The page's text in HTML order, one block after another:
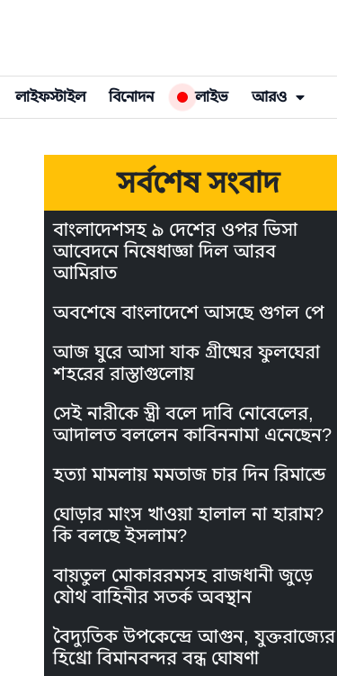
লাইফস্টাইল বিনোদন লাইভ আরও
সর্বশেষ সংবাদ
বাংলাদেশসহ ৯ দেশের ওপর ভিসা
আবেদনে নিষেধাজ্ঞা দিল আরব
আমিরাত
অবশেষে বাংলাদেশে আসছে গুগল পে
আজ ঘুরে আসা যাক গ্রীষ্মের ফুলঘেরা
শহরের রাস্তাগুলোয়
সেই নারীকে স্ত্রী বলে দাবি নোবেলের,
আদালত বললেন কাবিননামা এনেছেন?
হত্যা মামলায় মমতাজ চার দিন রিমান্ডে
ঘোড়ার মাংস খাওয়া হালাল না হারাম?
কি বলছে ইসলাম?
বায়তুল মোকাররমসহ রাজধানী জুড়ে
যৌথ বাহিনীর সতর্ক অবস্থান
বৈদ্যুতিক উপকেন্দ্রে আগুন, যুক্তরাজ্যের
হিথ্রো বিমানবন্দর বন্ধ ঘোষণা